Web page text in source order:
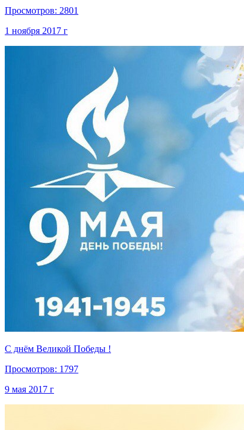
Просмотров: 2801
1 ноября 2017 г
С днём Великой Победы !
Просмотров: 1797
9 мая 2017 г